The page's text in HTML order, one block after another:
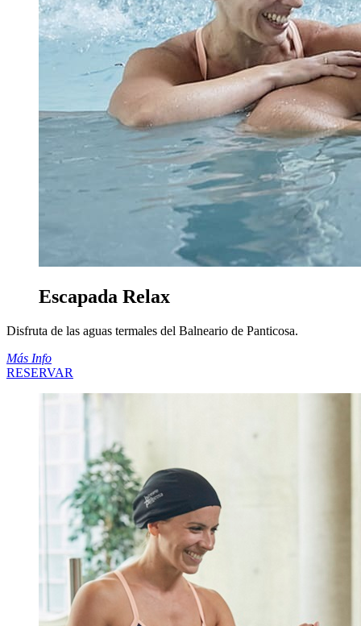
Escapada Relax
Disfruta de las aguas termales del Balneario de Panticosa.
Más Info
RESERVAR